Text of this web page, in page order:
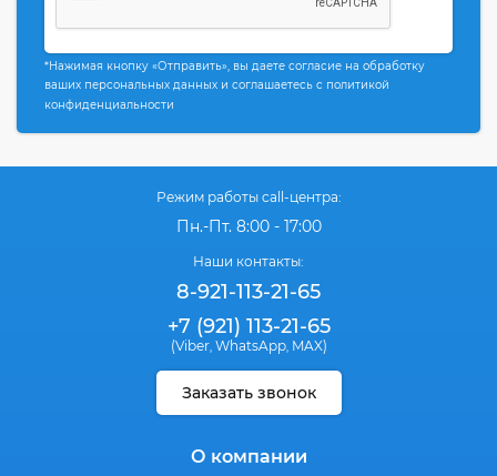
*Нажимая кнопку «Отправить», вы даете согласие на обработку
ваших персональных данных и соглашаетесь с политикой
конфиденциальности
Режим работы call-центра:
Пн.-Пт. 8:00 - 17:00
Наши контакты:
8-921-113-21-65
+7 (921) 113-21-65
(Viber, WhatsApp, MAX)
Заказать звонок
О компании